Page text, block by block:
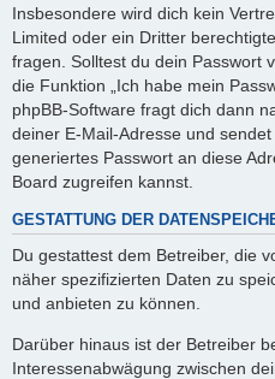
Insbesondere wird dich kein
Limited oder ein Dritter
fragen. Solltest du dein Passwort
die Funktion „Ich habe mein
phpBB-Software fragt dich dann
deiner E-Mail-Adresse und
generiertes Passwort an diese
Board zugreifen kannst.
GESTATTUNG DER
Du gestattest dem Betreiber, die
näher spezifizierten Daten zu
und anbieten zu können.
Darüber hinaus ist der Betreiber
Interessenabwägung zwischen